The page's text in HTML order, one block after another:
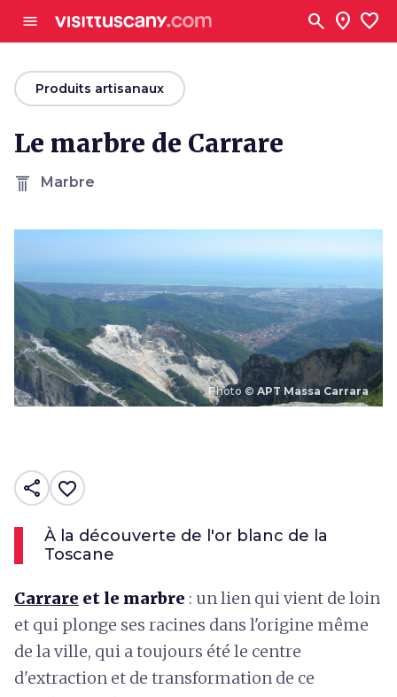
menu search location_on favorite
arrow_backProduits artisanaux
Le marbre de Carrare
Marbre
Photo ©APT Massa Carrara
share favorite_border
À la découverte de l'or blanc de la
Toscane
Carrare et le marbre : un lien qui vient de loin
et qui plonge ses racines dans l'origine même
de la ville, qui a toujours été le centre
d'extraction et de transformation de ce